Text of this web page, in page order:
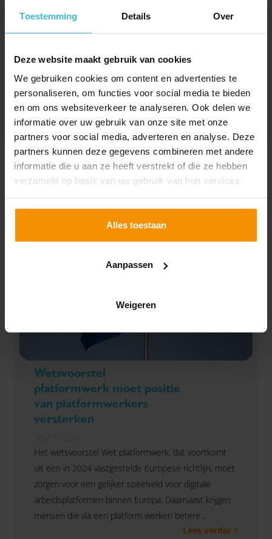
Toestemming Details Over
Deze website maakt gebruik van cookies
We gebruiken cookies om content en advertenties te
personaliseren, om functies voor social media te bieden
en om ons websiteverkeer te analyseren. Ook delen we
informatie over uw gebruik van onze site met onze
partners voor social media, adverteren en analyse. Deze
partners kunnen deze gegevens combineren met andere
informatie die u aan ze heeft verstrekt of die ze hebben
verzameld op basis van uw gebruik van hun services.
Alles toestaan
Aanpassen
Weigeren
DELEN
SPECIAAL VOOR JOU
UITGELICHT
Wetsvoorstel
platformwerk moet positie
van platformwerkers
versterken
Het wetsvoorstel Wet platformwerk, dat voortkomt
uit een in 2024 vastgestelde Europese richtlijn, moet
zorgen voor een gelijker speelveld voor digitale
arbeidsplatformen binnen Europa. Daarnaast krijgen
mensen die via een platform werken betere
Lees verder